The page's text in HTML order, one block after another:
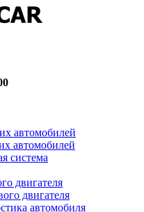
автомобилей
автомобилей
система
двигателя
двигателя
автомобиля